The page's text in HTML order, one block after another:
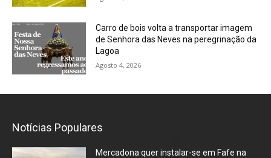
Carro de bois volta a transportar imagem
de Senhora das Neves na peregrinação da
Lagoa
Agosto 4, 2026
Notícias Populares
Mercadona quer instalar-se em Fafe na